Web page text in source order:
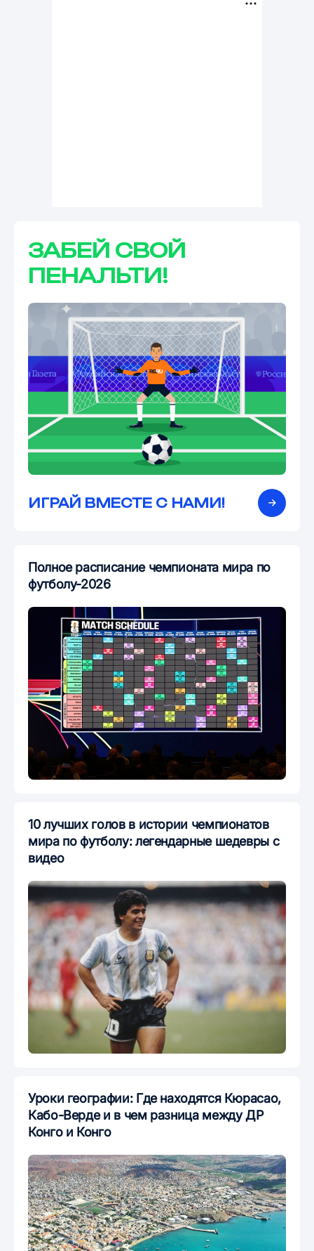
ЗАБЕЙ СВОЙ
ПЕНАЛЬТИ!
ИГРАЙ ВМЕСТЕ С НАМИ!
Полное расписание чемпионата мира по
футболу-2026
10 лучших голов в истории чемпионатов
мира по футболу: легендарные шедевры с
видео
Уроки географии: Где находятся Кюрасао,
Кабо-Верде и в чем разница между ДР
Конго и Конго